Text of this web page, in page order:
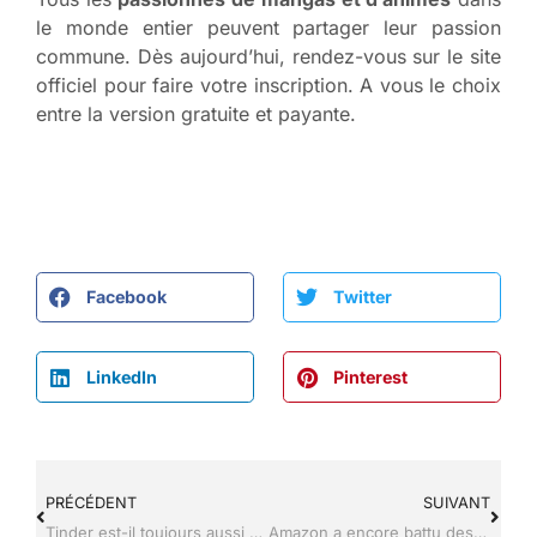
le monde entier peuvent partager leur passion
commune. Dès aujourd’hui, rendez-vous sur le site
officiel pour faire votre inscription. A vous le choix
entre la version gratuite et payante.
Facebook Twitter
LinkedIn Pinterest
PRÉCÉDENT
Tinder est-il toujours aussi utilisé depuis le Covid ?
SUIVANT
Amazon a encore battu des records pendant les fêtes de fin d’année